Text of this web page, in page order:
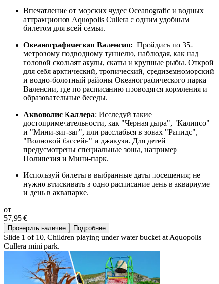
Впечатление от морских чудес Oceanografic и водных
аттракционов Aquopolis Cullera с одним удобным
билетом для всей семьи.
Океанографическая Валенсия:. Пройдись по 35-
метровому подводному туннелю, наблюдая, как над
головой скользят акулы, скаты и крупные рыбы. Открой
для себя арктический, тропический, средиземноморский
и водно-болотный районы Океанографического парка
Валенсии, где по расписанию проводятся кормления и
образовательные беседы.
Аквополис Каллера: Исследуй такие
достопримечательности, как "Черная дыра", "Калипсо"
и "Мини-зиг-заг", или расслабься в зонах "Рапидс",
"Волновой бассейн" и джакузи. Для детей
предусмотрены специальные зоны, например
Полинезия и Мини-парк.
Используй билеты в выбранные даты посещения; не
нужно втискивать в одно расписание день в аквариуме
и день в аквапарке.
от
57,95 €
Проверить наличие Подробнее
Slide 1 of 10, Children playing under water bucket at Aquopolis
Cullera mini park.